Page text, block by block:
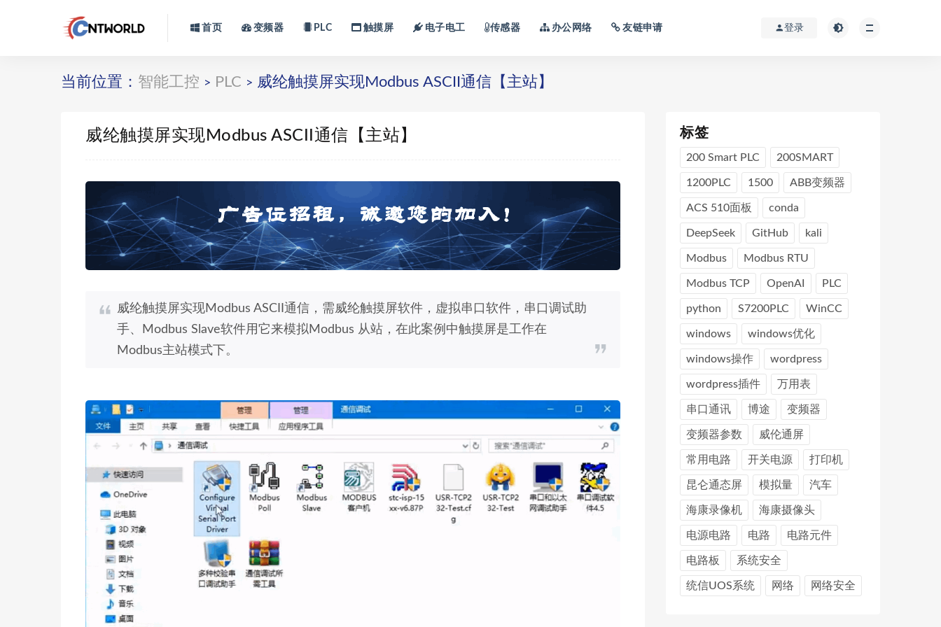
首页 变频器 PLC 触摸屏 电子电工 传感器 办公网络 友链申请 登录
当前位置： 智能工控 > PLC > 威纶触摸屏实现Modbus ASCII通信【主站】
威纶触摸屏实现Modbus ASCII通信【主站】
威纶触摸屏实现Modbus ASCII通信，需威纶触摸屏软件，虚拟串口软件，串口调试助
手、Modbus Slave软件用它来模拟Modbus 从站，在此案例中触摸屏是工作在
Modbus主站模式下。
标签
200 Smart PLC 200SMART
1200PLC 1500 ABB变频器
ACS 510面板 conda
DeepSeek GitHub kali
Modbus Modbus RTU
Modbus TCP OpenAI PLC
python S7200PLC WinCC
windows windows优化
windows操作 wordpress
wordpress插件 万用表
串口通讯 博途 变频器
变频器参数 威伦通屏
常用电路 开关电源 打印机
昆仑通态屏 模拟量 汽车
海康录像机 海康摄像头
电源电路 电路 电路元件
电路板 系统安全
统信UOS系统 网络 网络安全